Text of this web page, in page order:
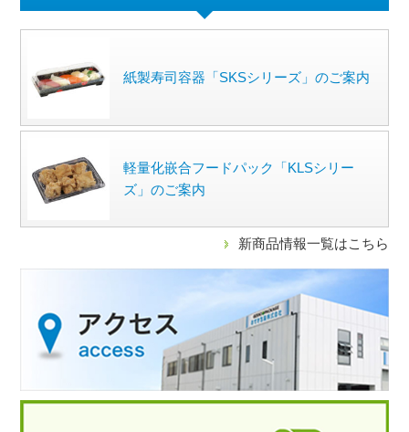
紙製寿司容器「SKSシリーズ」のご案内
軽量化嵌合フードパック「KLSシリー
ズ」のご案内
新商品情報一覧はこちら